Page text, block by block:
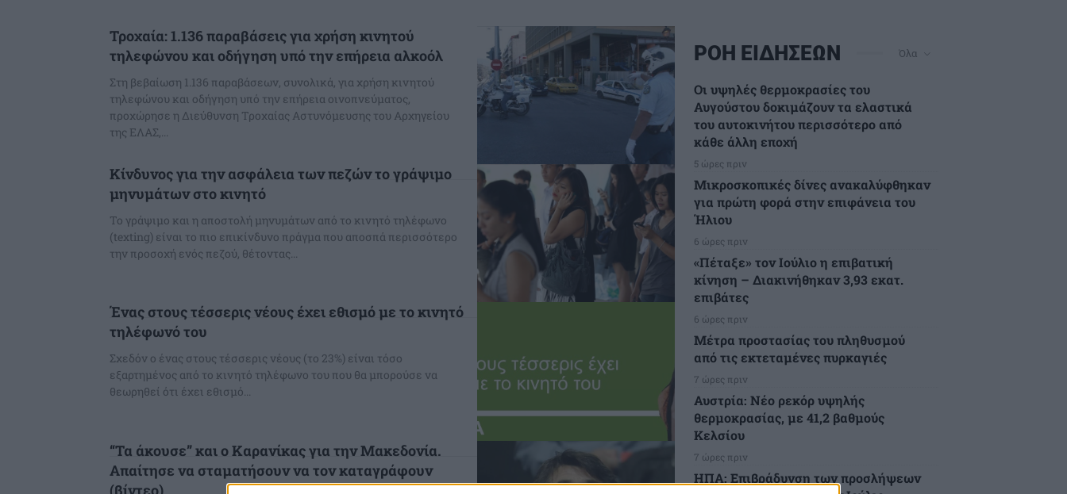
Τροχαία: 1.136 παραβάσεις για χρήση κινητού
τηλεφώνου και οδήγηση υπό την επήρεια αλκοόλ
Στη βεβαίωση 1.136 παραβάσεων, συνολικά, για χρήση κινητού
τηλεφώνου και οδήγηση υπό την επήρεια οινοπνεύματος,
προχώρησε η Διεύθυνση Τροχαίας Αστυνόμευσης του Αρχηγείου
της ΕΛΑΣ,...
Κίνδυνος για την ασφάλεια των πεζών το γράψιμο
μηνυμάτων στο κινητό
Το γράψιμο και η αποστολή μηνυμάτων από το κινητό τηλέφωνο
(texting) είναι το πιο επικίνδυνο πράγμα που αποσπά περισσότερο
την προσοχή ενός πεζού, θέτοντας...
Ένας στους τέσσερις νέους έχει εθισμό με το κινητό
τηλέφωνό του
Σχεδόν ο ένας στους τέσσερις νέους (το 23%) είναι τόσο
εξαρτημένος από το κινητό τηλέφωνο του που θα μπορούσε να
θεωρηθεί ότι έχει εθισμό...
“Τα άκουσε” και ο Καρανίκας για την Μακεδονία.
Απαίτησε να σταματήσουν να τον καταγράφουν
(βίντεο)
ΡΟΗ ΕΙΔΗΣΕΩΝ Όλα
Οι υψηλές θερμοκρασίες του
Αυγούστου δοκιμάζουν τα ελαστικά
του αυτοκινήτου περισσότερο από
κάθε άλλη εποχή
5 ώρες πριν
Μικροσκοπικές δίνες ανακαλύφθηκαν
για πρώτη φορά στην επιφάνεια του
Ήλιου
6 ώρες πριν
«Πέταξε» τον Ιούλιο η επιβατική
κίνηση – Διακινήθηκαν 3,93 εκατ.
επιβάτες
6 ώρες πριν
Μέτρα προστασίας του πληθυσμού
από τις εκτεταμένες πυρκαγιές
7 ώρες πριν
Αυστρία: Νέο ρεκόρ υψηλής
θερμοκρασίας, με 41,2 βαθμούς
Κελσίου
7 ώρες πριν
ΗΠΑ: Επιβράδυνση των προσλήψεων